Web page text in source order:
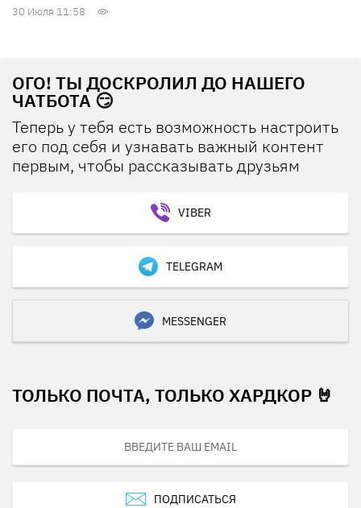
30 Июля 11:58
ОГО! ТЫ ДОСКРОЛИЛ ДО НАШЕГО
ЧАТБОТА 😏
Теперь у тебя есть возможность настроить
его под себя и узнавать важный контент
первым, чтобы рассказывать друзьям
VIBER
TELEGRAM
MESSENGER
ТОЛЬКО ПОЧТА, ТОЛЬКО ХАРДКОР 🤘
ПОДПИСАТЬСЯ